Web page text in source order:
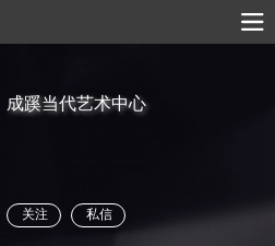
成蹊当代艺术中心
关注 私信